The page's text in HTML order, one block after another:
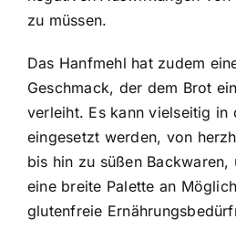
zu müssen.
Das Hanfmehl hat zudem
Geschmack, der dem Brot
verleiht. Es kann vielseitig in
eingesetzt werden, von
bis hin zu süßen
eine breite Palette an
glutenfreie